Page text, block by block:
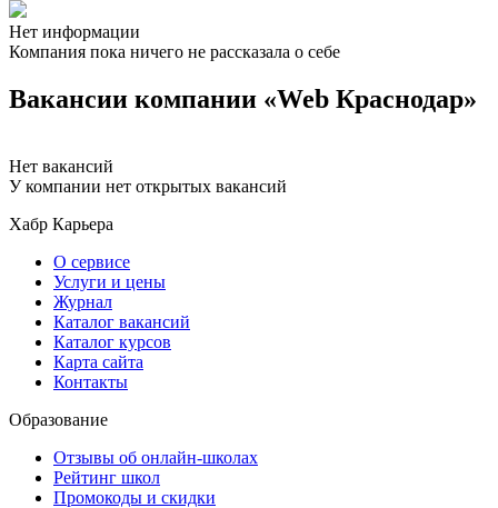
Нет информации
Компания пока ничего не рассказала о себе
Вакансии компании «Web Краснодар»
Нет вакансий
У компании нет открытых вакансий
Хабр Карьера
О сервисе
Услуги и цены
Журнал
Каталог вакансий
Каталог курсов
Карта сайта
Контакты
Образование
Отзывы об онлайн-школах
Рейтинг школ
Промокоды и скидки